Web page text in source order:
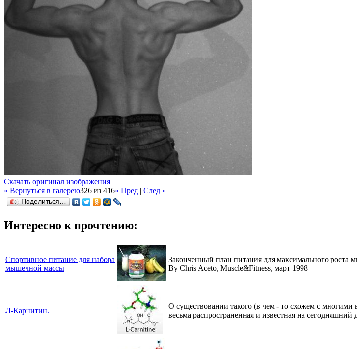
Скачать оригинал изображения
« Вернуться в галерею326 из 416« Пред | След »
Поделиться…
Интересно к прочтению:
Спортивное питание для набора
мышечной массы
Законченный план питания для максимального роста
By Chris Aceto, Muscle&Fitness, март 1998
Л-Карнитин.
О существовании такого (в чем - то схожем с
весьма распространенная и известная на сегодняшний